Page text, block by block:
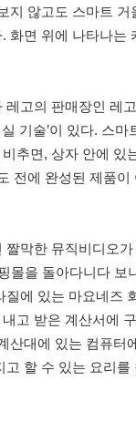
않고도 스마트 거
화면 위에 나타나는
고의 판매장인 레
기술’이 있다. 스
추면, 상자 안에 있
전에 완성된 제품
막한 뮤직비디오
몰을 돌아다니다 보
에 있는 마요네즈
고 받은 계산서에
산대에 있는 컴퓨터
할 수 있는 요리